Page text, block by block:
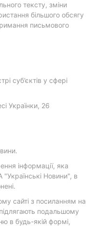
тексту, зміни
більшого обсягу
письмового
суб’єктів у сфері
Українки, 26
інформації, яка
"Українські Новини", в
сайті з посиланням на
подальшому
в будь-якій формі,